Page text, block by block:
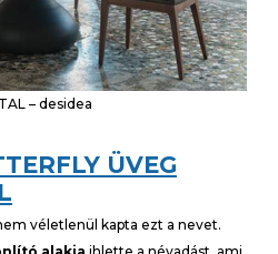
– desidea
ÜVEG
véletlenül kapta ezt a nevet.